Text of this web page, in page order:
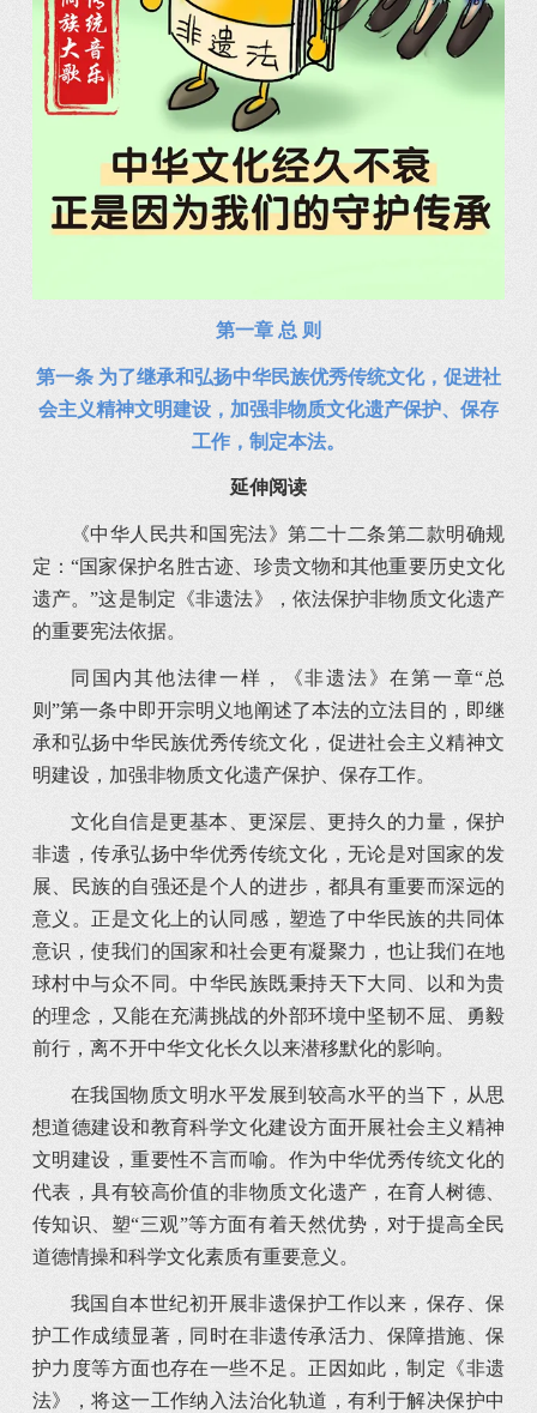
第一章 总 则
第一条 为了继承和弘扬中华民族优秀传统文化，促进社
会主义精神文明建设，加强非物质文化遗产保护、保存
工作，制定本法。
延伸阅读
《中华人民共和国宪法》第二十二条第二款明确规
定：“国家保护名胜古迹、珍贵文物和其他重要历史文化
遗产。”这是制定《非遗法》，依法保护非物质文化遗产
的重要宪法依据。
同国内其他法律一样，《非遗法》在第一章“总
则”第一条中即开宗明义地阐述了本法的立法目的，即继
承和弘扬中华民族优秀传统文化，促进社会主义精神文
明建设，加强非物质文化遗产保护、保存工作。
文化自信是更基本、更深层、更持久的力量，保护
非遗，传承弘扬中华优秀传统文化，无论是对国家的发
展、民族的自强还是个人的进步，都具有重要而深远的
意义。正是文化上的认同感，塑造了中华民族的共同体
意识，使我们的国家和社会更有凝聚力，也让我们在地
球村中与众不同。中华民族既秉持天下大同、以和为贵
的理念，又能在充满挑战的外部环境中坚韧不屈、勇毅
前行，离不开中华文化长久以来潜移默化的影响。
在我国物质文明水平发展到较高水平的当下，从思
想道德建设和教育科学文化建设方面开展社会主义精神
文明建设，重要性不言而喻。作为中华优秀传统文化的
代表，具有较高价值的非物质文化遗产，在育人树德、
传知识、塑“三观”等方面有着天然优势，对于提高全民
道德情操和科学文化素质有重要意义。
我国自本世纪初开展非遗保护工作以来，保存、保
护工作成绩显著，同时在非遗传承活力、保障措施、保
护力度等方面也存在一些不足。正因如此，制定《非遗
法》，将这一工作纳入法治化轨道，有利于解决保护中